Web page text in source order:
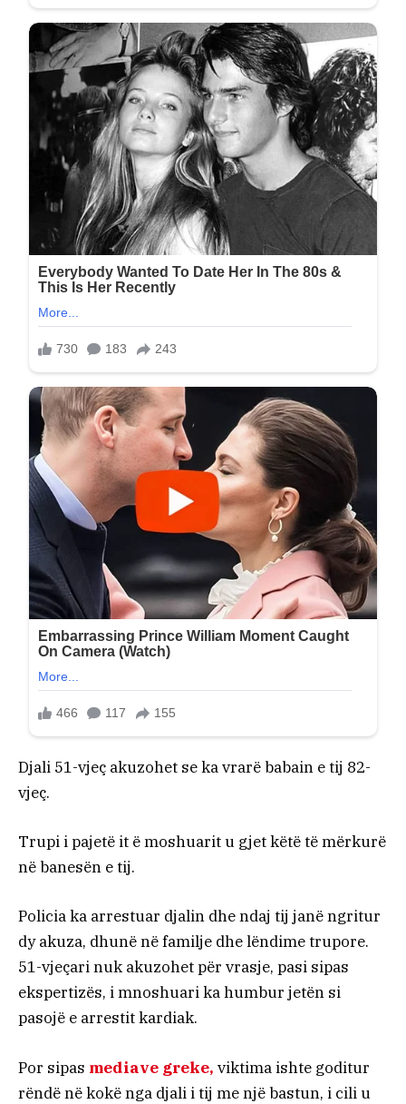
Djali 51-vjeç akuzohet se ka vrarë babain e tij 82-
vjeç.
Trupi i pajetë it ë moshuarit u gjet këtë të mërkurë
në banesën e tij.
Policia ka arrestuar djalin dhe ndaj tij janë ngritur
dy akuza, dhunë në familje dhe lëndime trupore.
51-vjeçari nuk akuzohet për vrasje, pasi sipas
ekspertizës, i mnoshuari ka humbur jetën si
pasojë e arrestit kardiak.
Por sipas mediave greke, viktima ishte goditur
rëndë në kokë nga djali i tij me një bastun, i cili u